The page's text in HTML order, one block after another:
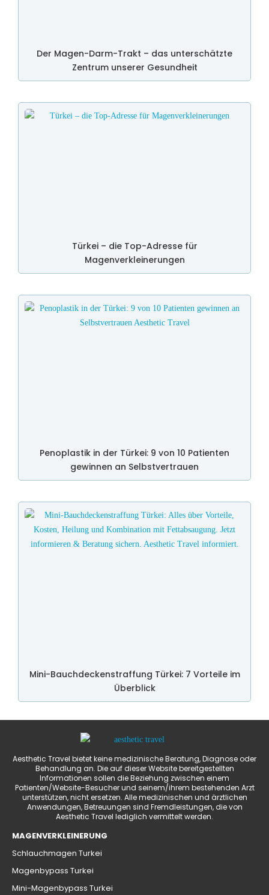
Der Magen-Darm-Trakt – das unterschätzte
Zentrum unserer Gesundheit
Türkei – die Top-Adresse für
Magenverkleinerungen
Penoplastik in der Türkei: 9 von 10 Patienten
gewinnen an Selbstvertrauen
Mini-Bauchdeckenstraffung Türkei: 7 Vorteile im
Überblick
Aesthetic Travel bietet keine medizinische Beratung, Diagnose oder
Behandlung an. Die auf dieser Website bereitgestellten
Informationen sollen die Beziehung zwischen einem
Patienten/Website-Besucher und seinem/ihrem bestehenden Arzt
unterstützen, nicht ersetzen. Alle medizinischen und ärztlichen
Anwendungen, Betreuungen sind Fremdleistungen, die von
Aesthetic Travel lediglich vermittelt werden.
MAGENVERKLEINERUNG
Schlauchmagen Turkei
Magenbypass Turkei
Mini-Magenbypass Turkei